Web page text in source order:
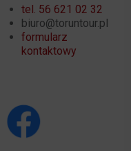
tel. 56 621 02 32
biuro@toruntour.pl
formularz
kontaktowy